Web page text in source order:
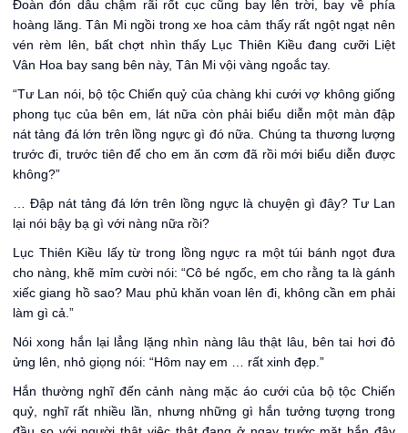
Đoàn đón dâu chậm rãi rốt cục cũng bay lên trời, bay về phía
hoàng lăng. Tân Mi ngồi trong xe hoa cảm thấy rất ngột ngạt nên
vén rèm lên, bất chợt nhìn thấy Lục Thiên Kiều đang cưỡi Liệt
Vân Hoa bay sang bên này, Tân Mi vội vàng ngoắc tay.
“Tư Lan nói, bộ tộc Chiến quỷ của chàng khi cưới vợ không giống
phong tục của bên em, lát nữa còn phải biểu diễn một màn đập
nát tảng đá lớn trên lồng ngực gì đó nữa. Chúng ta thương lượng
trước đi, trước tiên để cho em ăn cơm đã rồi mới biểu diễn được
không?”
… Đập nát tảng đá lớn trên lồng ngực là chuyện gì đây? Tư Lan
lại nói bậy bạ gì với nàng nữa rồi?
Lục Thiên Kiều lấy từ trong lồng ngực ra một túi bánh ngọt đưa
cho nàng, khẽ mỉm cười nói: “Cô bé ngốc, em cho rằng ta là gánh
xiếc giang hồ sao? Mau phủ khăn voan lên đi, không cần em phải
làm gì cả.”
Nói xong hắn lại lẳng lặng nhìn nàng lâu thật lâu, bên tai hơi đỏ
ửng lên, nhỏ giọng nói: “Hôm nay em … rất xinh đẹp.”
Hắn thường nghĩ đến cảnh nàng mặc áo cưới của bộ tộc Chiến
quỷ, nghĩ rất nhiều lần, nhưng những gì hắn tưởng tượng trong